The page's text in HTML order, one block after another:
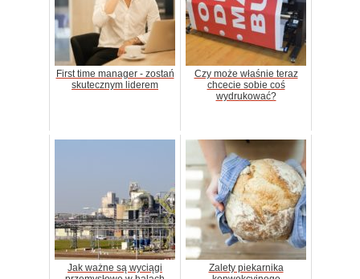
First time manager - zostań
skutecznym liderem
Czy może właśnie teraz
chcecie sobie coś
wydrukować?
Jak ważne są wyciągi
Zalety piekarnika